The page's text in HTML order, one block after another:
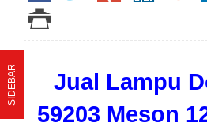
Jual Lampu
59203 Meson
SIDEBAR